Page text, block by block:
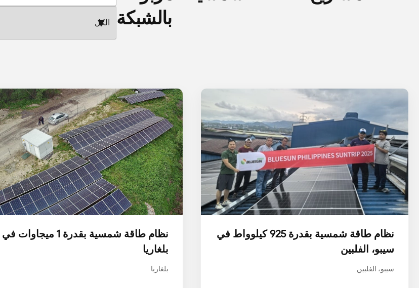
بالشبكة
نظام طاقة شمسية بقدرة 925 كيلوواط في
سيبو، الفلبين
سيبو، الفلبين
نظام طاقة شمسية بقدرة 1 ميجاوات في
بلغاريا
بلغاريا